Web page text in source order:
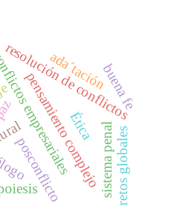
posconflicto
resolución de conflictos
Ética
pensamiento complejosistema penalretos globales
buena fe
ada´tación